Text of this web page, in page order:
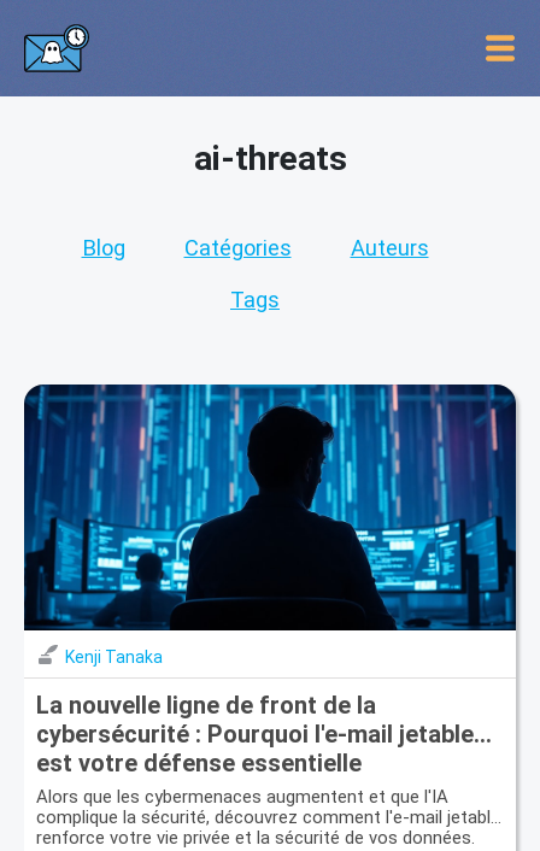
ai-threats
Blog Catégories Auteurs
Tags
Kenji Tanaka
La nouvelle ligne de front de la
cybersécurité : Pourquoi l'e-mail jetable
est votre défense essentielle
Alors que les cybermenaces augmentent et que l'IA
complique la sécurité, découvrez comment l'e-mail jetable
renforce votre vie privée et la sécurité de vos données.